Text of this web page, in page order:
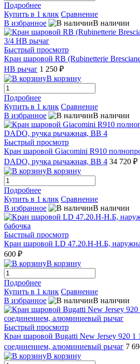
Подробнее
Купить в 1 клик Сравнение
В избранное
В наличии
Быстрый просмотр
Кран шаровой RB (Rubinetterie
НВ рычаг 1 250 ₽
В корзину
Подробнее
Купить в 1 клик Сравнение
В избранное
В наличии
Быстрый просмотр
Кран шаровой Giacomini R910
DADO, ручка рычажная, ВВ 4 34 720 ₽
В корзину
Подробнее
Купить в 1 клик Сравнение
В избранное
В наличии
Быстрый просмотр
Кран шаровой LD 47.20.Н-Н.Б,
600 ₽
В корзину
Подробнее
Купить в 1 клик Сравнение
В избранное
В наличии
Быстрый просмотр
Кран шаровой Bugatti New Jersey 920
соединением, алюминиевый рычаг 7
В корзину